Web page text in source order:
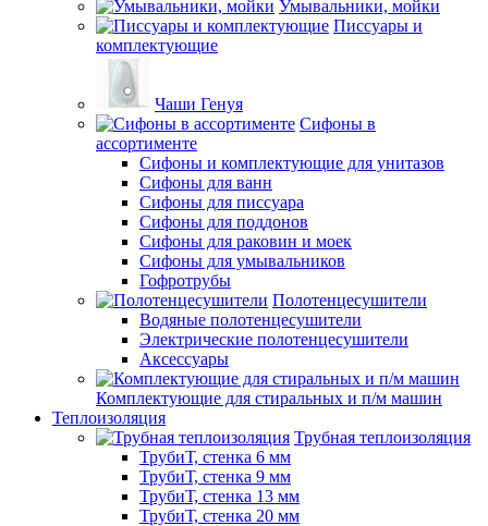
Умывальники, мойки
Писсуары и
комплектующие
Чаши Генуя
Сифоны в
ассортименте
Сифоны и комплектующие для унитазов
Сифоны для ванн
Сифоны для писсуара
Сифоны для поддонов
Сифоны для раковин и моек
Сифоны для умывальников
Гофротрубы
Полотенцесушители
Водяные полотенцесушители
Электрические полотенцесушители
Аксессуары
Комплектующие для стиральных и п/м машин
Теплоизоляция
Трубная теплоизоляция
ТрубиТ, стенка 6 мм
ТрубиТ, стенка 9 мм
ТрубиТ, стенка 13 мм
ТрубиТ, стенка 20 мм